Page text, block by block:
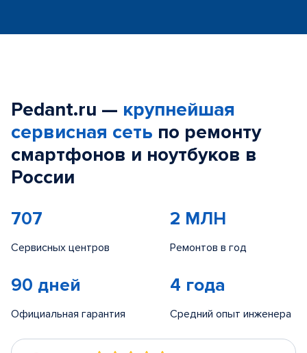
Pedant.ru — крупнейшая
сервисная сеть по ремонту
смартфонов и ноутбуков в
России
707
Сервисных центров
2 МЛН
Ремонтов в год
90 дней
Официальная гарантия
4 года
Средний опыт инженера